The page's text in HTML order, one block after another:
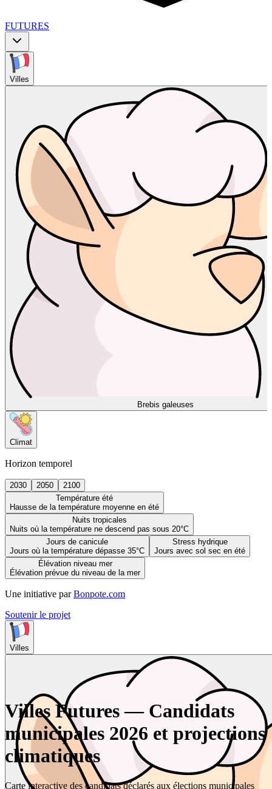
FUTURES
Villes
Brebis galeuses
Climat
Horizon temporel
2030 2050
2100
Température été
Hausse de la température moyenne en été
Nuits tropicales
Nuits où la température ne descend pas sous 20°C
Jours de canicule
Jours où la température dépasse 35°C
Stress hydrique
Jours avec sol sec en été
Élévation niveau mer
Élévation prévue du niveau de la mer
Une initiative par Bonpote.com
Soutenir le projet
Villes
Villes Futures — Candidats
municipales 2026 et projections
climatiques
Carte interactive des candidats déclarés aux élections municipales